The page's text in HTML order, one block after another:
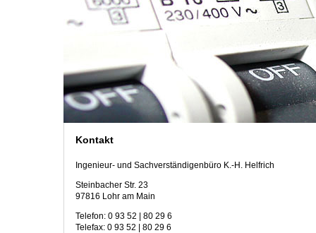
Kontakt
Ingenieur- und Sachverständigenbüro K.-H. Helfrich
Steinbacher Str. 23
97816 Lohr am Main
Telefon: 0 93 52 | 80 29 6
Telefax: 0 93 52 | 80 29 6